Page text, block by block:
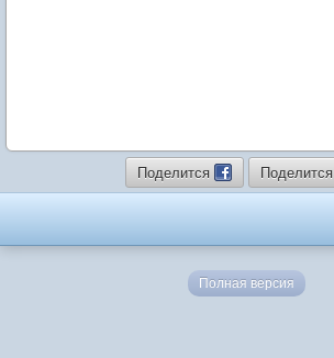
Поделится Поделится
Полная версия